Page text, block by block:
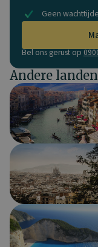
Geen
Bel ons gerust op
Andere